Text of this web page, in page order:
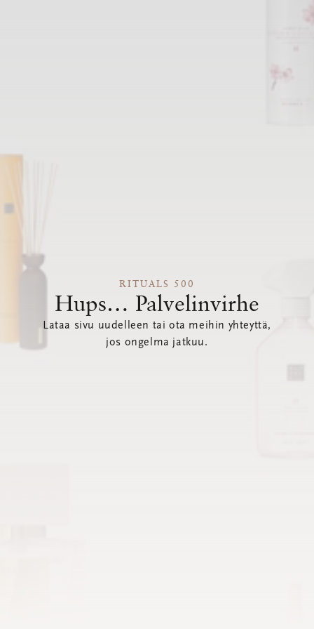
RITUALS 500
Hups… Palvelinvirhe
Lataa sivu uudelleen tai ota meihin yhteyttä,
jos ongelma jatkuu.